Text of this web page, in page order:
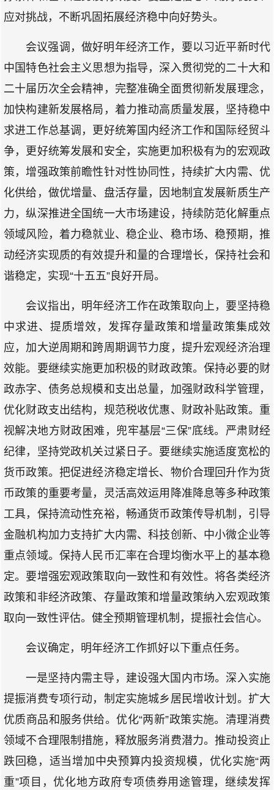
应对挑战，不断巩固拓展经济稳中向好势头。
会议强调，做好明年经济工作，要以习近平新时代
中国特色社会主义思想为指导，深入贯彻党的二十大和
二十届历次全会精神，完整准确全面贯彻新发展理念，
加快构建新发展格局，着力推动高质量发展，坚持稳中
求进工作总基调，更好统筹国内经济工作和国际经贸斗
争，更好统筹发展和安全，实施更加积极有为的宏观政
策，增强政策前瞻性针对性协同性，持续扩大内需、优
化供给，做优增量、盘活存量，因地制宜发展新质生产
力，纵深推进全国统一大市场建设，持续防范化解重点
领域风险，着力稳就业、稳企业、稳市场、稳预期，推
动经济实现质的有效提升和量的合理增长，保持社会和
谐稳定，实现“十五五”良好开局。
会议指出，明年经济工作在政策取向上，要坚持稳
中求进、提质增效，发挥存量政策和增量政策集成效
应，加大逆周期和跨周期调节力度，提升宏观经济治理
效能。要继续实施更加积极的财政政策。保持必要的财
政赤字、债务总规模和支出总量，加强财政科学管理，
优化财政支出结构，规范税收优惠、财政补贴政策。重
视解决地方财政困难，兜牢基层“三保”底线。严肃财经
纪律，坚持党政机关过紧日子。要继续实施适度宽松的
货币政策。把促进经济稳定增长、物价合理回升作为货
币政策的重要考量，灵活高效运用降准降息等多种政策
工具，保持流动性充裕，畅通货币政策传导机制，引导
金融机构加力支持扩大内需、科技创新、中小微企业等
重点领域。保持人民币汇率在合理均衡水平上的基本稳
定。要增强宏观政策取向一致性和有效性。将各类经济
政策和非经济政策、存量政策和增量政策纳入宏观政策
取向一致性评估。健全预期管理机制，提振社会信心。
会议确定，明年经济工作抓好以下重点任务。
一是坚持内需主导，建设强大国内市场。深入实施
提振消费专项行动，制定实施城乡居民增收计划。扩大
优质商品和服务供给。优化“两新”政策实施。清理消费
领域不合理限制措施，释放服务消费潜力。推动投资止
跌回稳，适当增加中央预算内投资规模，优化实施“两
重”项目，优化地方政府专项债券用途管理，继续发挥